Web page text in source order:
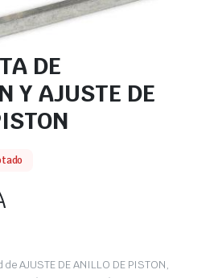
DE
Y AJUSTE DE
AJUSTE DE ANILLO DE PISTON,